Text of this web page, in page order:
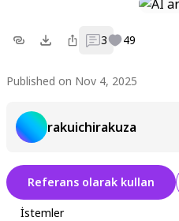
3 49
Published on Nov 4, 2025
rakuichirakuza
Referans olarak kullan
İstemler